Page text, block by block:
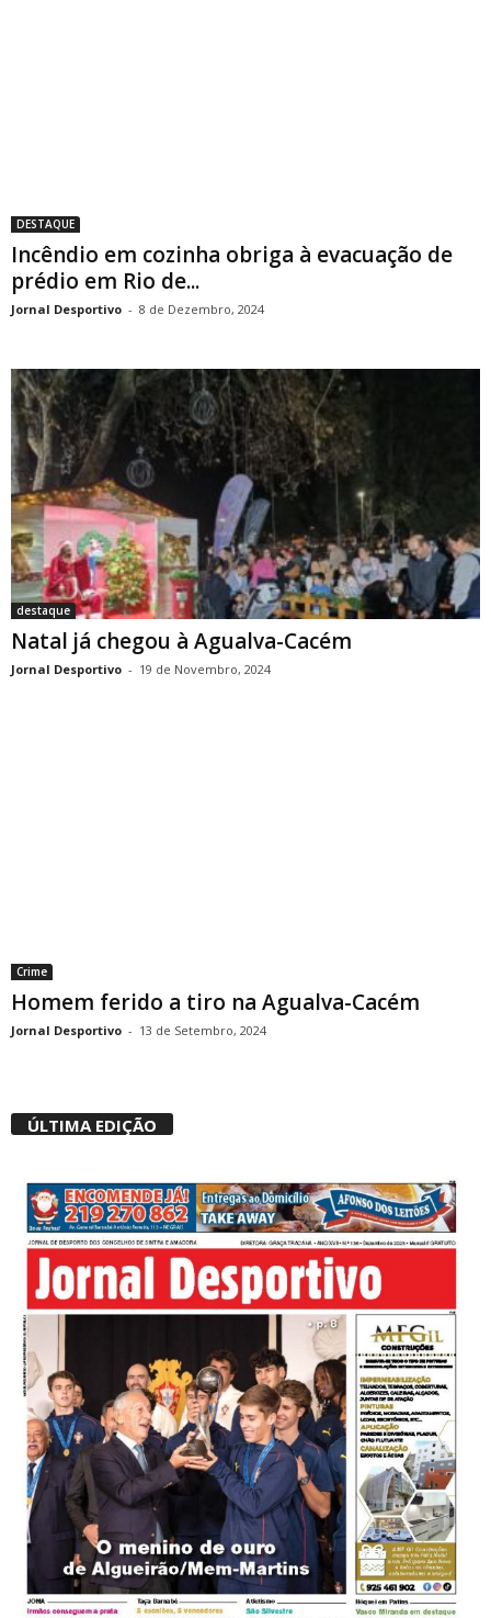
DESTAQUE
Incêndio em cozinha obriga à evacuação de
prédio em Rio de...
Jornal Desportivo - 8 de Dezembro, 2024
destaque
Natal já chegou à Agualva-Cacém
Jornal Desportivo - 19 de Novembro, 2024
Crime
Homem ferido a tiro na Agualva-Cacém
Jornal Desportivo - 13 de Setembro, 2024
ÚLTIMA EDIÇÃO